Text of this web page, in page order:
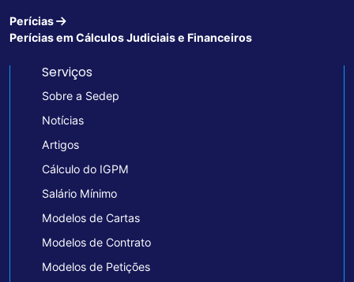
Perícias
Perícias em Cálculos Judiciais e Financeiros
Serviços
Sobre a Sedep
Notícias
Artigos
Cálculo do IGPM
Salário Mínimo
Modelos de Cartas
Modelos de Contrato
Modelos de Petições